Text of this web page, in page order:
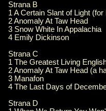
Strana B
1 A Certain Slant of Light (for
2 Anomaly At Taw Head
3 Snow White In Appalachia
4 Emily Dickinson
Strana C
1 The Greatest Living
2 Anomaly At Taw Head (a
3 Manafon
4 The Last Days of
Strana D